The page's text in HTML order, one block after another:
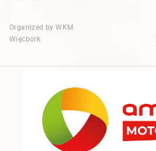
Organized by WKM
Więcbork